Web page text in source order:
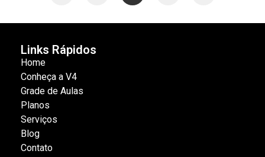
Links Rápidos
Home
Conheça a V4
Grade de Aulas
Planos
Serviços
Blog
Contato